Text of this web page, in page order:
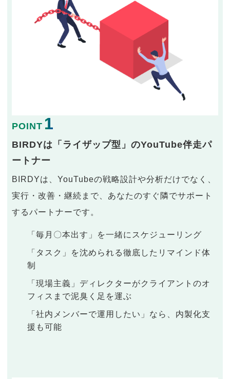
POINT 1
BIRDYは「ライザップ型」のYouTube伴走パ
ートナー
BIRDYは、YouTubeの戦略設計や分析だけでなく、
実行・改善・継続まで、あなたのすぐ隣でサポート
するパートナーです。
「毎月〇本出す」を一緒にスケジューリング
「タスク」を沈められる徹底したリマインド体
制
「現場主義」ディレクターがクライアントのオ
フィスまで泥臭く足を運ぶ
「社内メンバーで運用したい」なら、内製化支
援も可能